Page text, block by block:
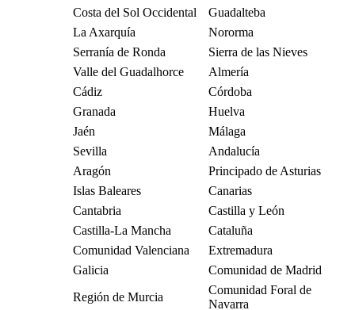
Costa del Sol Occidental
Guadalteba
La Axarquía
Nororma
Serranía de Ronda
Sierra de las Nieves
Valle del Guadalhorce
Almería
Cádiz
Córdoba
Granada
Huelva
Jaén
Málaga
Sevilla
Andalucía
Aragón
Principado de Asturias
Islas Baleares
Canarias
Cantabria
Castilla y León
Castilla-La Mancha
Cataluña
Comunidad Valenciana
Extremadura
Galicia
Comunidad de Madrid
Región de Murcia
Comunidad Foral de
Navarra